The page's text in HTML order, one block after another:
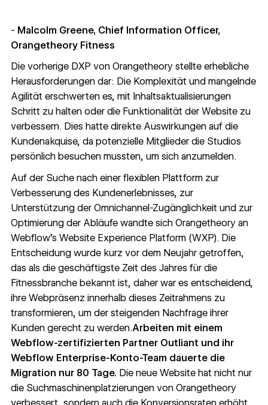
- Malcolm Greene, Chief Information Officer,
Orangetheory Fitness
Die vorherige DXP von Orangetheory stellte erhebliche
Herausforderungen dar: Die Komplexität und mangelnde
Agilität erschwerten es, mit Inhaltsaktualisierungen
Schritt zu halten oder die Funktionalität der Website zu
verbessern. Dies hatte direkte Auswirkungen auf die
Kundenakquise, da potenzielle Mitglieder die Studios
persönlich besuchen mussten, um sich anzumelden.
Auf der Suche nach einer flexiblen Plattform zur
Verbesserung des Kundenerlebnisses, zur
Unterstützung der Omnichannel-Zugänglichkeit und zur
Optimierung der Abläufe wandte sich Orangetheory an
Webflow’s Website Experience Platform (WXP). Die
Entscheidung wurde kurz vor dem Neujahr getroffen,
das als die geschäftigste Zeit des Jahres für die
Fitnessbranche bekannt ist, daher war es entscheidend,
ihre Webpräsenz innerhalb dieses Zeitrahmens zu
transformieren, um der steigenden Nachfrage ihrer
Kunden gerecht zu werden.Arbeiten mit einem
Webflow-zertifizierten Partner Outliant und ihr
Webflow Enterprise-Konto-Team dauerte die
Migration nur 80 Tage. Die neue Website hat nicht nur
die Suchmaschinenplatzierungen von Orangetheory